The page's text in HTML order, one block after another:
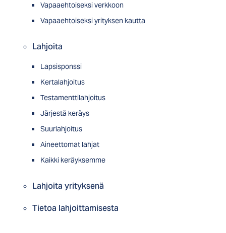
Vapaaehtoiseksi verkkoon
Vapaaehtoiseksi yrityksen kautta
Lahjoita
Lapsisponssi
Kertalahjoitus
Testamenttilahjoitus
Järjestä keräys
Suurlahjoitus
Aineettomat lahjat
Kaikki keräyksemme
Lahjoita yrityksenä
Tietoa lahjoittamisesta